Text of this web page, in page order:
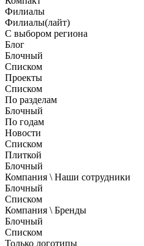
Филиалы
Филиалы(лайт)
С выбором региона
Блог
Блочный
Списком
Проекты
Списком
По разделам
Блочный
По годам
Новости
Списком
Плиткой
Блочный
Компания \ Наши сотрудники
Блочный
Списком
Компания \ Бренды
Блочный
Списком
Только логотипы